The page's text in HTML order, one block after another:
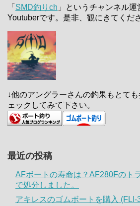
「 SMD釣りch 」というチャンネル運
Youtuberです。是非、観にきてくだ
↓他のアングラーさんの釣果もとて
ェックしてみて下さい。
最近の投稿
AFボートの寿命は？AF280Fのト
で処分しました。
アキレスのゴムボートを購入